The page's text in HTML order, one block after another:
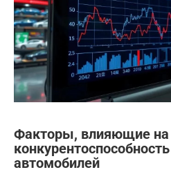
Факторы, влияющие на
автомобилей